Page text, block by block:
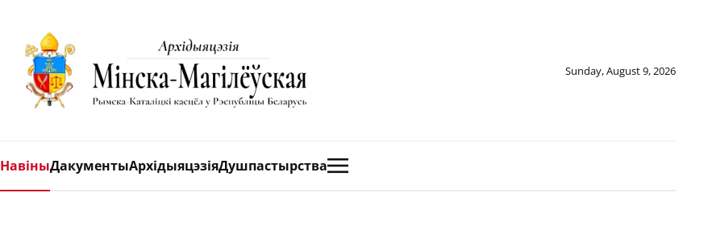
Sunday, August 9, 2026
НавіныДакументыАрхідыяцэзіяДушпастырства